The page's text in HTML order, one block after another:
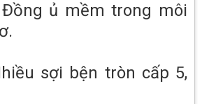
ủ mềm trong môi
sợi bện tròn cấp 5,